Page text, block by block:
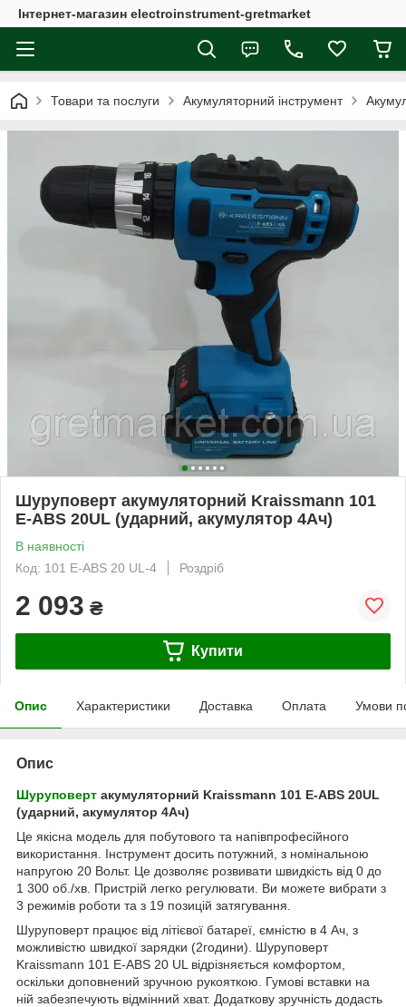
Інтернет-магазин electroinstrument-gretmarket
Товари та послуги Акумуляторний інструмент
Шуруповерт акумуляторний Kraissmann 101
E-ABS 20UL (ударний, акумулятор 4Ач)
В наявності
Код: 101 E-ABS 20 UL-4
Роздріб
2 093 ₴
Купити
Опис Характеристики Доставка Оплата Умови
Опис
Шуруповерт акумуляторний Kraissmann 101 E-ABS 20UL
(ударний, акумулятор 4Ач)
Це якісна модель для побутового та напівпрофесійного
використання. Інструмент досить потужний, з номінальною
напругою 20 Вольт. Це дозволяє розвивати швидкість від 0 до
1 300 об./хв. Пристрій легко регулювати. Ви можете вибрати з
3 режимів роботи та з 19 позицій затягування.
Шуруповерт працює від літієвої батареї, ємністю в 4 Ач, з
можливістю швидкої зарядки (2години). Шуруповерт
Kraissmann 101 E-ABS 20 UL відрізняється комфортом,
оскільки доповнений зручною рукояткою. Гумові вставки на
ній забезпечують відмінний хват. Додаткову зручність додасть